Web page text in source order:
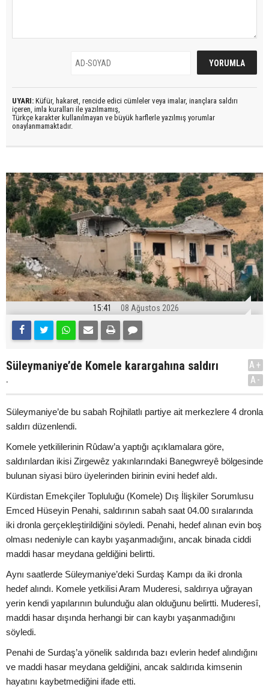
UYARI: Küfür, hakaret, rencide edici cümleler veya imalar, inançlara saldırı
içeren, imla kuralları ile yazılmamış,
Türkçe karakter kullanılmayan ve büyük harflerle yazılmış yorumlar
onaylanmamaktadır.
15:41 08 Ağustos 2026
Süleymaniye’de Komele karargahına saldırı
.
A+
A-
Süleymaniye’de bu sabah Rojhilatlı partiye ait merkezlere 4 dronla
saldırı düzenlendi.
Komele yetkililerinin Rûdaw’a yaptığı açıklamalara göre,
saldırılardan ikisi Zirgewêz yakınlarındaki Banegwreyê bölgesinde
bulunan siyasi büro üyelerinden birinin evini hedef aldı.
Kürdistan Emekçiler Topluluğu (Komele) Dış İlişkiler Sorumlusu
Emced Hüseyin Penahi, saldırının sabah saat 04.00 sıralarında
iki dronla gerçekleştirildiğini söyledi. Penahi, hedef alınan evin boş
olması nedeniyle can kaybı yaşanmadığını, ancak binada ciddi
maddi hasar meydana geldiğini belirtti.
Aynı saatlerde Süleymaniye’deki Surdaş Kampı da iki dronla
hedef alındı. Komele yetkilisi Aram Muderesi, saldırıya uğrayan
yerin kendi yapılarının bulunduğu alan olduğunu belirtti. Muderesî,
maddi hasar dışında herhangi bir can kaybı yaşanmadığını
söyledi.
Penahi de Surdaş’a yönelik saldırıda bazı evlerin hedef alındığını
ve maddi hasar meydana geldiğini, ancak saldırıda kimsenin
hayatını kaybetmediğini ifade etti.